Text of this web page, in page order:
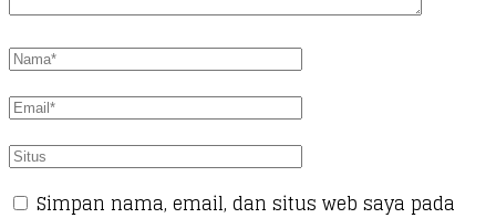
Simpan nama, email, dan situs web saya pada